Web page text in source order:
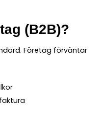
(B2B)?
Företag förväntar